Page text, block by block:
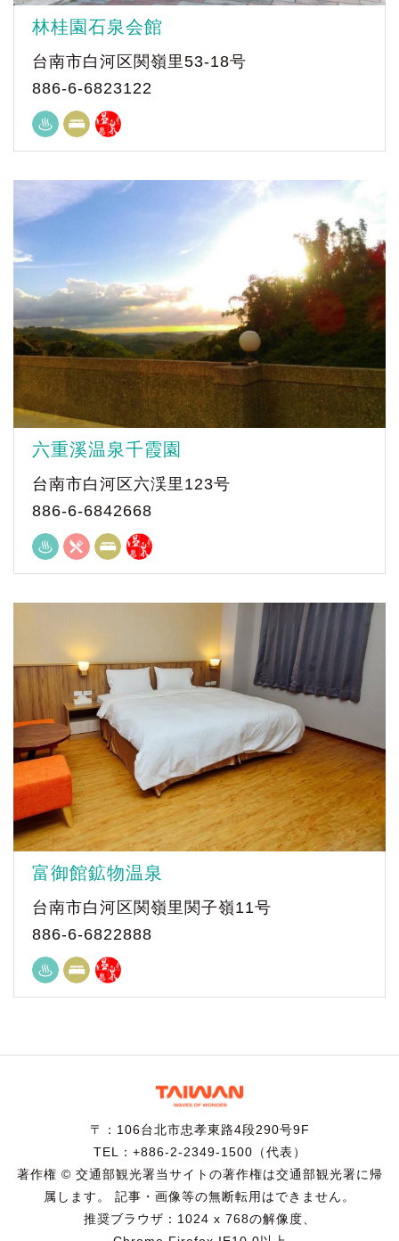
林桂園石泉会館
台南市白河区関嶺里53-18号
886-6-6823122
六重溪温泉千霞園
台南市白河区六渓里123号
886-6-6842668
富御館鉱物温泉
台南市白河区関嶺里関子嶺11号
886-6-6822888
〒：106台北市忠孝東路4段290号9F
TEL：+886-2-2349-1500（代表）
著作権 © 交通部観光署当サイトの著作権は交通部観光署に帰
属します。 記事・画像等の無断転用はできません。
推奨ブラウザ：1024 x 768の解像度、